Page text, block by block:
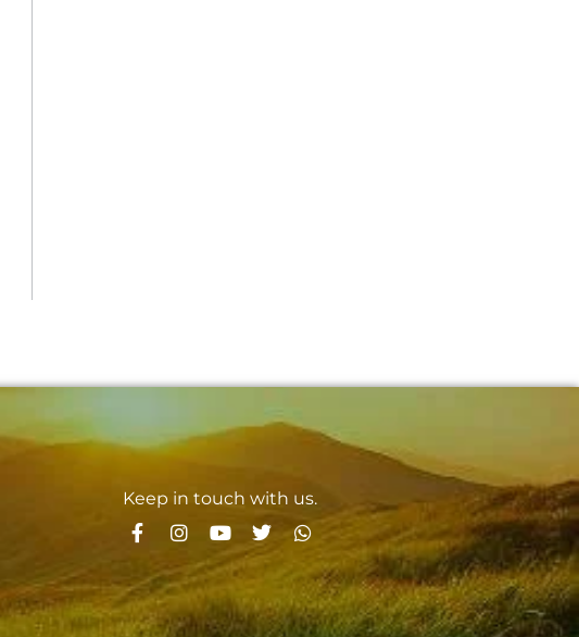
Keep in touch with us.